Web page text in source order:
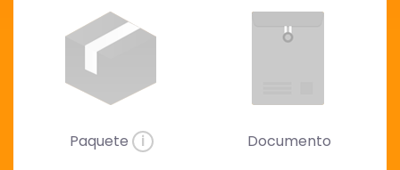
Paquete i Documento